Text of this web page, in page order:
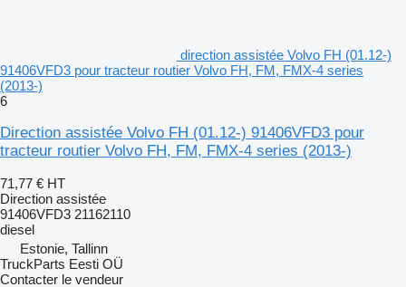
direction assistée Volvo FH (01.12-)
91406VFD3 pour tracteur routier Volvo FH, FM, FMX-4 series
(2013-)
6
Direction assistée Volvo FH (01.12-) 91406VFD3 pour
tracteur routier Volvo FH, FM, FMX-4 series (2013-)
71,77 € HT
Direction assistée
91406VFD3 21162110
diesel
Estonie, Tallinn
TruckParts Eesti OÜ
Contacter le vendeur